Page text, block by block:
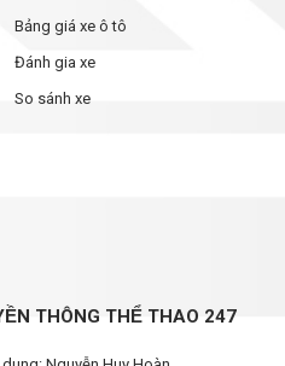
Bảng giá xe ô tô
Đánh gia xe
So sánh xe
THÔNG THỂ THAO 247